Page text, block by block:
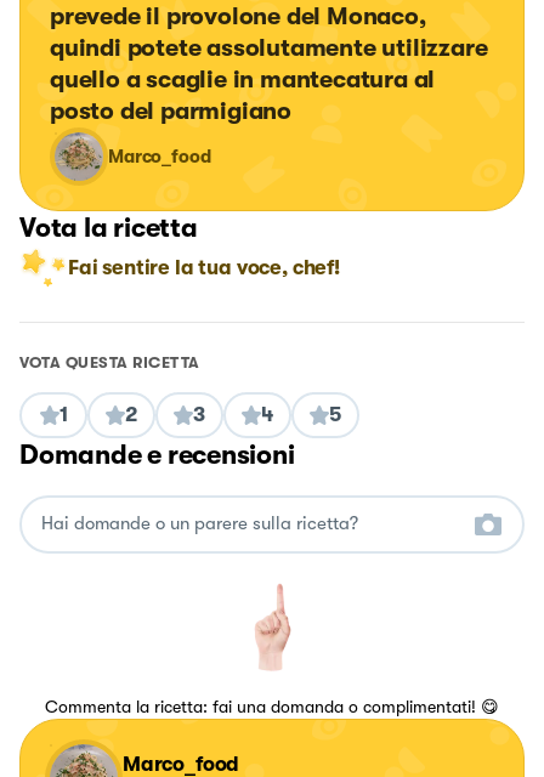
prevede il provolone del Monaco,
quindi potete assolutamente utilizzare
quello a scaglie in mantecatura al
posto del parmigiano
Marco_food
Vota la ricetta
Fai sentire la tua voce, chef!
VOTA QUESTA RICETTA
1 2 3 4 5
Domande e recensioni
Commenta la ricetta: fai una domanda o complimentati! 😋
Marco_food